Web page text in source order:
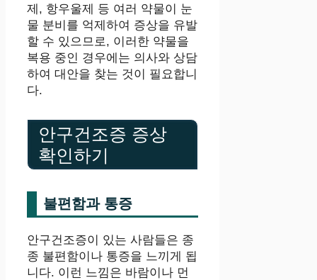
제, 항우울제 등 여러 약물이 눈
물 분비를 억제하여 증상을 유발
할 수 있으므로, 이러한 약물을
복용 중인 경우에는 의사와 상담
하여 대안을 찾는 것이 필요합니
다.
안구건조증 증상
확인하기
불편함과 통증
안구건조증이 있는 사람들은 종
종 불편함이나 통증을 느끼게 됩
니다. 이런 느낌은 바람이나 먼